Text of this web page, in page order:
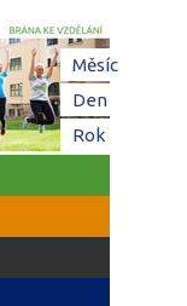
Měsíc(aktivní
Den
Rok